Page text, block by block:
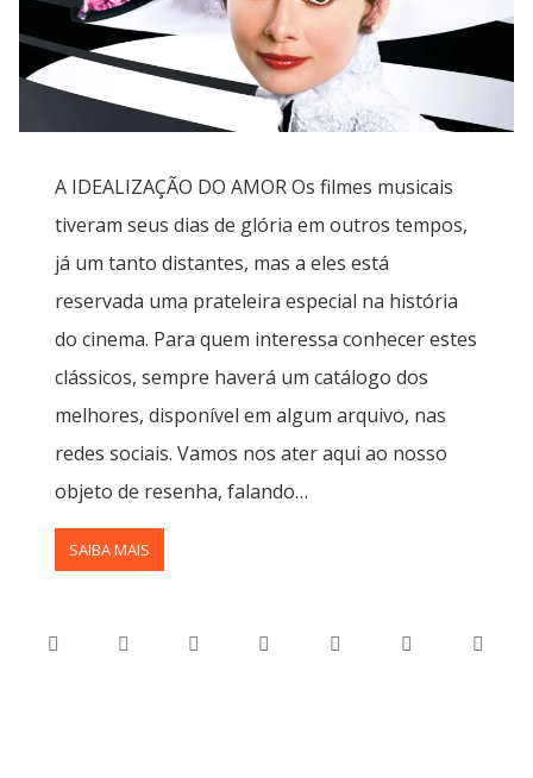
A IDEALIZAÇÃO DO AMOR Os filmes musicais
tiveram seus dias de glória em outros tempos,
já um tanto distantes, mas a eles está
reservada uma prateleira especial na história
do cinema. Para quem interessa conhecer estes
clássicos, sempre haverá um catálogo dos
melhores, disponível em algum arquivo, nas
redes sociais. Vamos nos ater aqui ao nosso
objeto de resenha, falando…
SAIBA MAIS